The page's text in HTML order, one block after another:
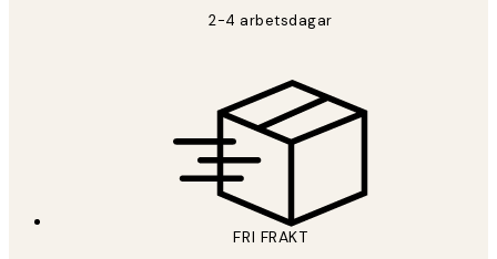
2-4 arbetsdagar
FRI FRAKT